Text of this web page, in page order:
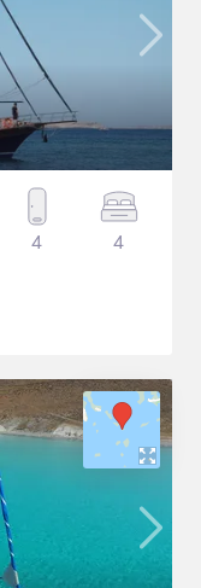
4 4